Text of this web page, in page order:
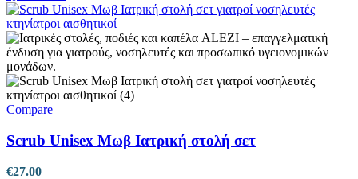
Compare
Scrub Unisex Μωβ Ιατρική στολή σετ
€27.00